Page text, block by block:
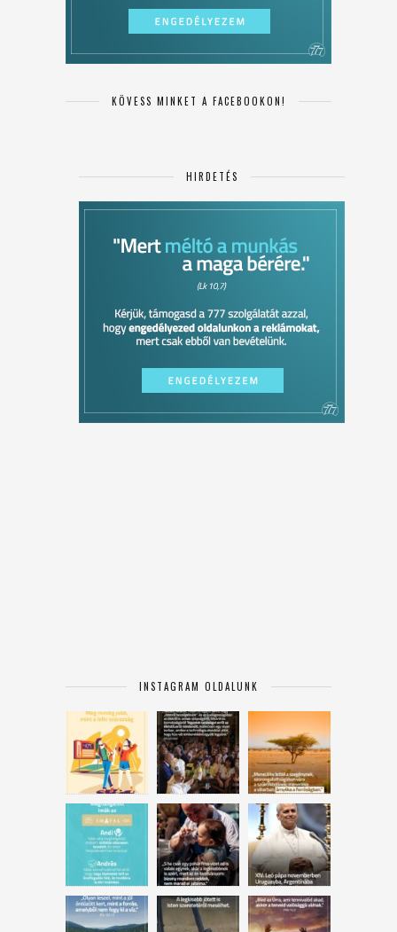
KÖVESS MINKET A FACEBOOKON!
HIRDETÉS
INSTAGRAM OLDALUNK